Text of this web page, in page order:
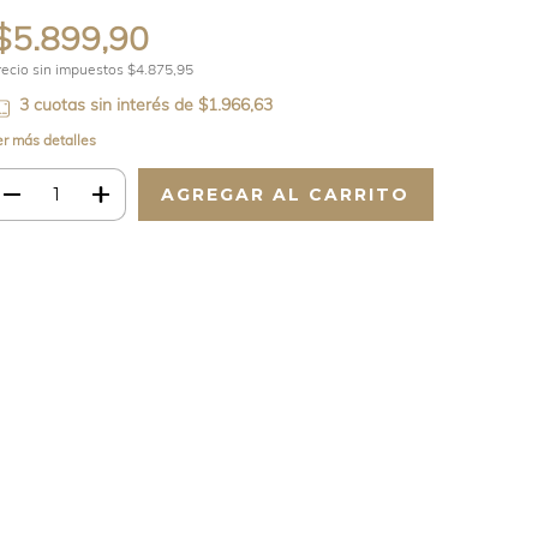
sin impuestos$4.875,95
3 cuotas sin interés de $1.966,63
más detalles